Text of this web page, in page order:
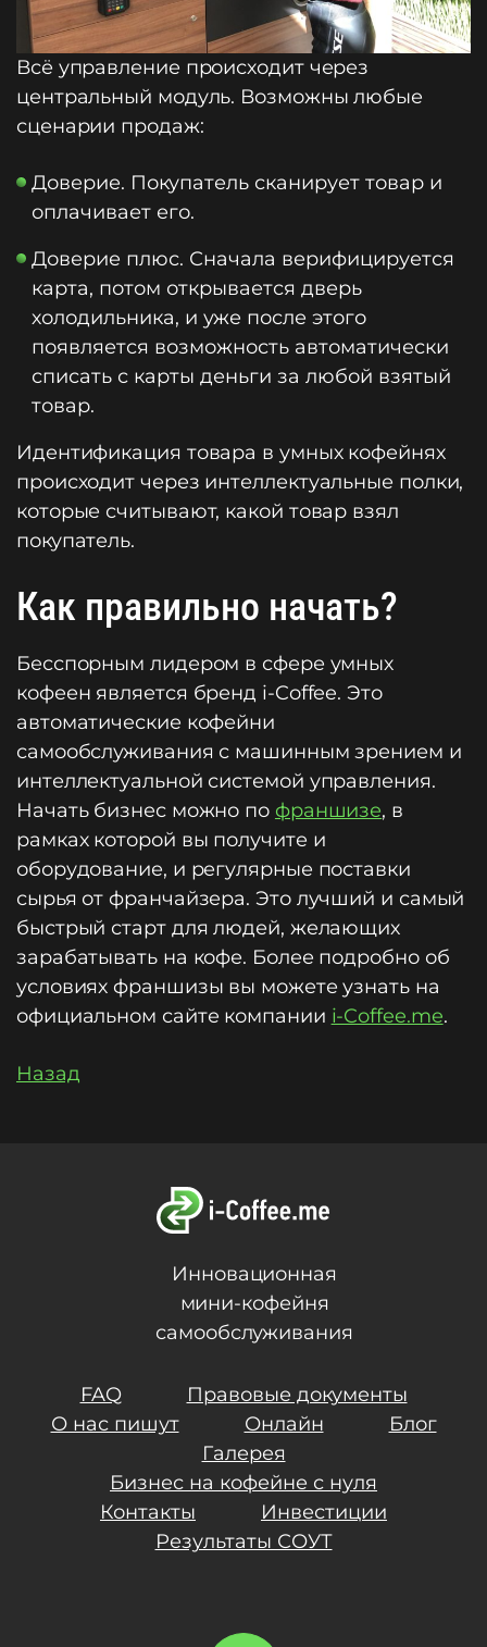
Всё управление происходит через
центральный модуль. Возможны любые
сценарии продаж:
Доверие. Покупатель сканирует товар и
оплачивает его.
Доверие плюс. Сначала верифицируется
карта, потом открывается дверь
холодильника, и уже после этого
появляется возможность автоматически
списать с карты деньги за любой взятый
товар.
Идентификация товара в умных кофейнях
происходит через интеллектуальные полки,
которые считывают, какой товар взял
покупатель.
Как правильно начать?
Бесспорным лидером в сфере умных
кофеен является бренд i-Coffee. Это
автоматические кофейни
самообслуживания с машинным зрением и
интеллектуальной системой управления.
Начать бизнес можно по франшизе, в
рамках которой вы получите и
оборудование, и регулярные поставки
сырья от франчайзера. Это лучший и самый
быстрый старт для людей, желающих
зарабатывать на кофе. Более подробно об
условиях франшизы вы можете узнать на
официальном сайте компании i-Coffee.me.
Назад
Инновационная
мини-кофейня
самообслуживания
FAQ
Правовые документы
О нас пишут
Онлайн
Блог
Галерея
Бизнес на кофейне с нуля
Контакты
Инвестиции
Результаты СОУТ